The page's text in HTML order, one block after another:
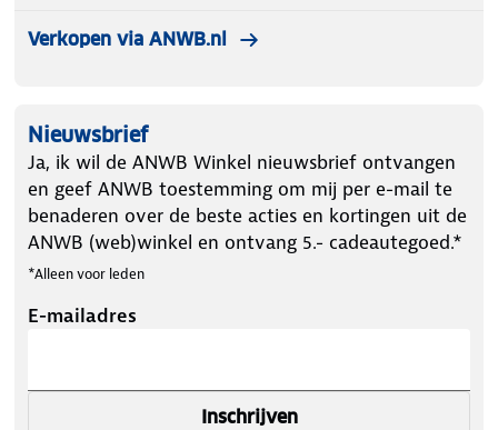
Verkopen via ANWB.nl
Nieuwsbrief
Ja, ik wil de ANWB Winkel nieuwsbrief ontvangen
en geef ANWB toestemming om mij per e-mail te
benaderen over de beste acties en kortingen uit de
ANWB (web)winkel en ontvang 5.- cadeautegoed.*
*Alleen voor leden
E-mailadres
Inschrijven